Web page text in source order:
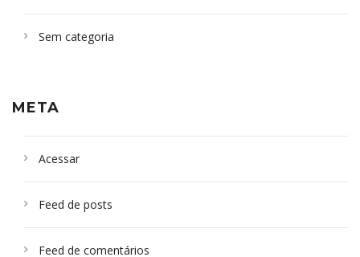
Sem categoria
META
Acessar
Feed de posts
Feed de comentários